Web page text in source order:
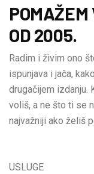
POMAŽEM
OD 2005.
Radim i živim ono
ispunjava i jača,
drugačijem izdanju.
voliš, a ne što ti se
najvažniji ako želiš
USLUGE